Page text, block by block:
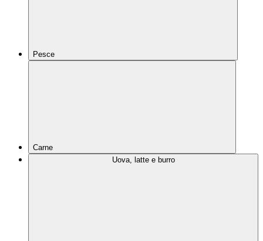
Pesce
Carne
Uova, latte e burro